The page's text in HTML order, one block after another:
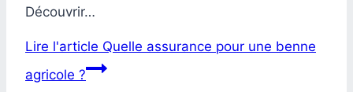
Découvrir…
Lire l'article Quelle assurance pour une benne
agricole ?